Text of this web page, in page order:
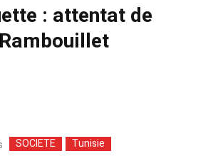
: attentat de
Rambouillet
SOCIETE Tunisie